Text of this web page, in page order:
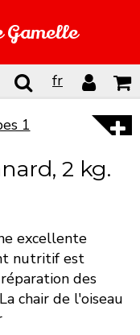
Gamelle
fr
2 kg.
excellente
nutritif est
des
chair de l'oiseau